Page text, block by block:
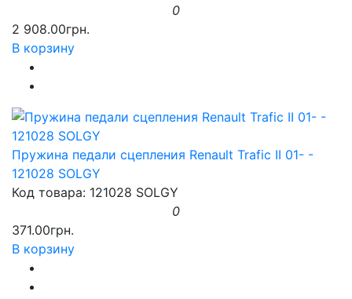
0
2 908.00грн.
В корзину
Пружина педали сцепления Renault Trafic II 01- -
121028 SOLGY
Код товара: 121028 SOLGY
0
371.00грн.
В корзину